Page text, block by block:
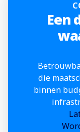
Een
die
binnen